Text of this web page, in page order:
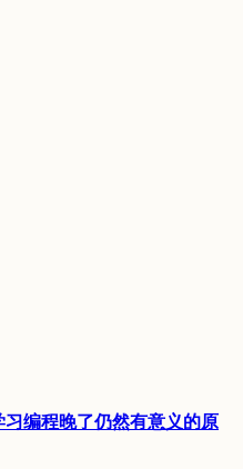
编程晚了仍然有意义的原